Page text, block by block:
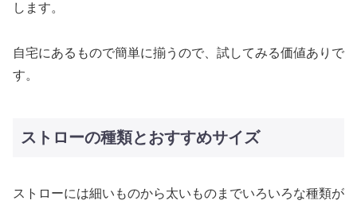
します。
自宅にあるもので簡単に揃うので、試してみる価値ありで
す。
ストローの種類とおすすめサイズ
ストローには細いものから太いものまでいろいろな種類が